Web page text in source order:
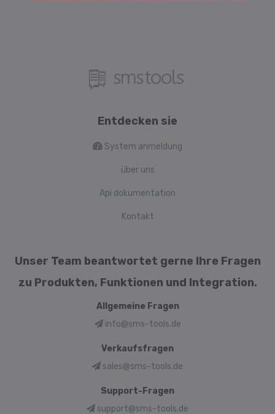
Entdecken sie
System anmeldung
über uns
Api dokumentation
Kontakt
Unser Team beantwortet gerne Ihre Fragen
zu Produkten, Funktionen und Integration.
Allgemeine Fragen
info@sms-tools.de
Verkaufsfragen
sales@sms-tools.de
Support-Fragen
support@sms-tools.de